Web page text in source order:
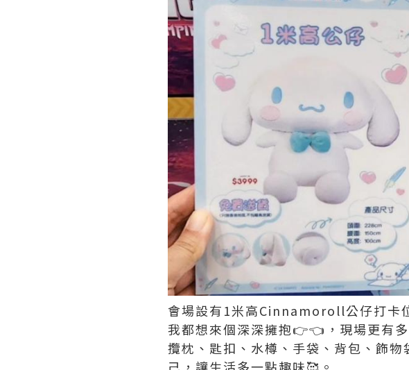
會場設有1米高Cinnamoroll公仔打卡
我都想來個深深擁抱👉👈，現場更有
攬枕、匙扣、水樽、手袋、背包、飾